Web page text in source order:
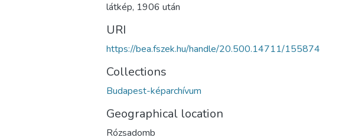
látkép, 1906 után
URI
https://bea.fszek.hu/handle/20.500.14711/155874
Collections
Budapest-képarchívum
Geographical location
Rózsadomb